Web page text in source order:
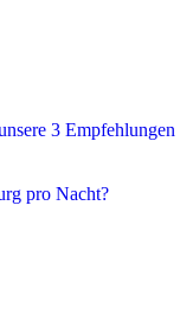
3 Empfehlungen
pro Nacht?